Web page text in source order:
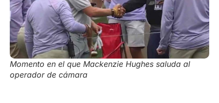
Momento en el que Mackenzie Hughes saluda al
operador de cámara